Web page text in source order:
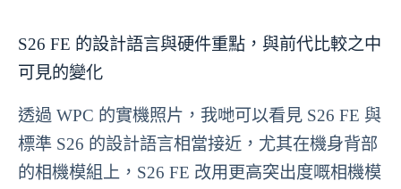
S26 FE 的設計語言與硬件重點，與前代比較之中
可見的變化
透過 WPC 的實機照片，我哋可以看見 S26 FE 與
標準 S26 的設計語言相當接近，尤其在機身背部
的相機模組上，S26 FE 改用更高突出度嘅相機模